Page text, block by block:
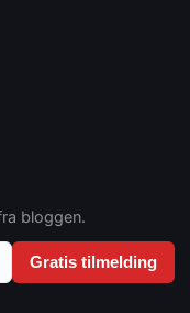
bloggen.
Gratis tilmelding